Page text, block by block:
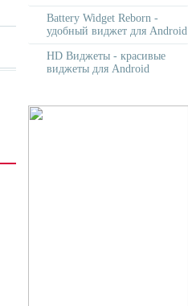
Battery Widget Reborn -
удобный виджет для Android
HD Виджеты - красивые
виджеты для Android